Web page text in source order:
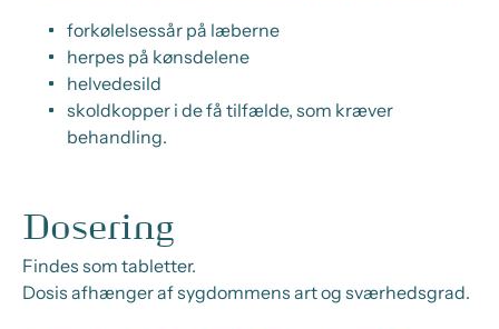
forkølelsessår på læberne
herpes på kønsdelene
helvedesild
skoldkopper i de få tilfælde, som kræver
behandling.
Dosering
Findes som tabletter.
Dosis afhænger af sygdommens art og sværhedsgrad.